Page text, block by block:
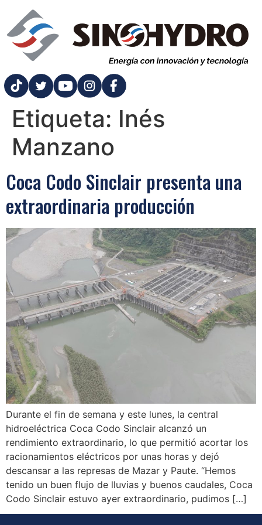
Etiqueta: Inés
Manzano
Coca Codo Sinclair presenta una
extraordinaria producción
Durante el fin de semana y este lunes, la central
hidroeléctrica Coca Codo Sinclair alcanzó un
rendimiento extraordinario, lo que permitió acortar los
racionamientos eléctricos por unas horas y dejó
descansar a las represas de Mazar y Paute. “Hemos
tenido un buen flujo de lluvias y buenos caudales, Coca
Codo Sinclair estuvo ayer extraordinario, pudimos […]